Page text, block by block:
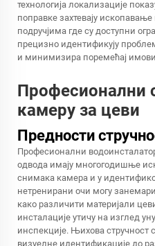
технологија локализације
поправке захтевају
подручјима где су доступни
прецизно идентификују
и минимизира поремећај
Професионални
камеру за цеви
Предности
Професионални
одвода имају многогодишње
снимака камера и у
нетренирани очи могу
како различити материјали
инсталације утичу на изглед
инспекције. Њихова стручност
визуелне идентификације до